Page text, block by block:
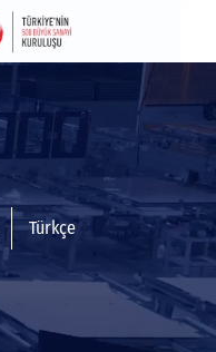
Türkçe